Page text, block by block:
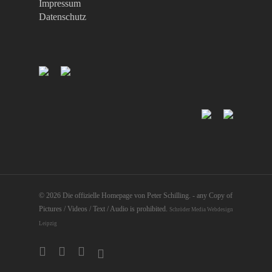
Impressum
Datenschutz
© 2026 Die offizielle Homepage von Peter Schilling. - any Copy of
Pictures / Videos / Text / Audio is prohibited. Schröder Media Webdesign
Leipzig